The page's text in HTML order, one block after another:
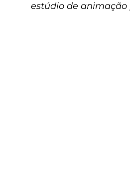
estúdio de animação